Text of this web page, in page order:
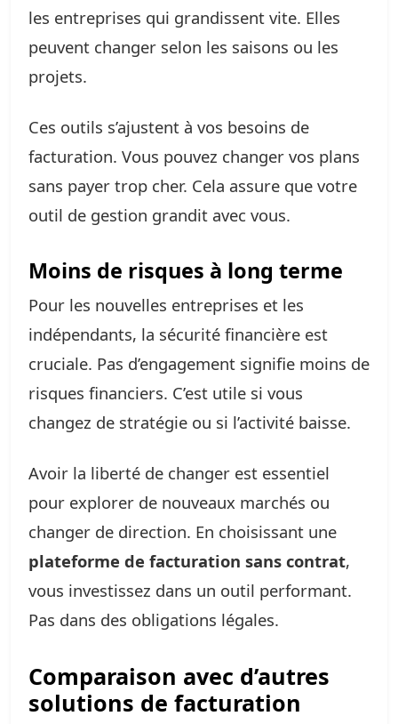
les entreprises qui grandissent vite. Elles
peuvent changer selon les saisons ou les
projets.
Ces outils s’ajustent à vos besoins de
facturation. Vous pouvez changer vos plans
sans payer trop cher. Cela assure que votre
outil de gestion grandit avec vous.
Moins de risques à long terme
Pour les nouvelles entreprises et les
indépendants, la sécurité financière est
cruciale. Pas d’engagement signifie moins de
risques financiers. C’est utile si vous
changez de stratégie ou si l’activité baisse.
Avoir la liberté de changer est essentiel
pour explorer de nouveaux marchés ou
changer de direction. En choisissant une
plateforme de facturation sans contrat,
vous investissez dans un outil performant.
Pas dans des obligations légales.
Comparaison avec d’autres
solutions de facturation